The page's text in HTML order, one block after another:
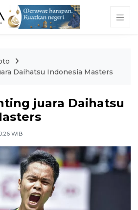
Daihatsu Indonesia Masters
juara Daihatsu
WIB